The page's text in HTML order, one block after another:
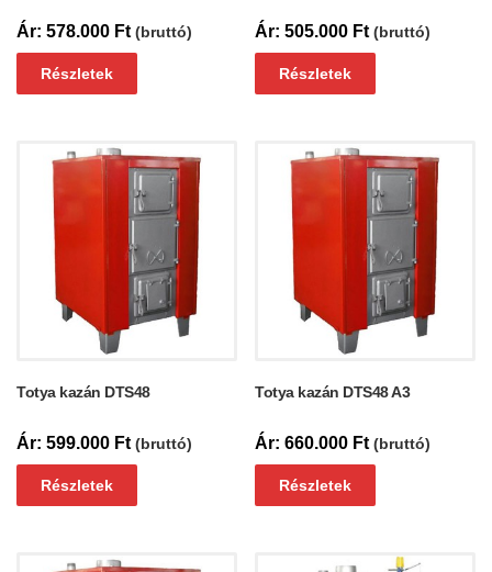
578.000 Ft (bruttó)
Részletek
505.000 Ft (bruttó)
Részletek
Totya kazán DTS48
599.000 Ft (bruttó)
Részletek
Totya kazán DTS48 A3
660.000 Ft (bruttó)
Részletek